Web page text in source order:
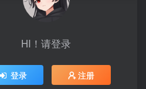
HI！请登录
登录 注册